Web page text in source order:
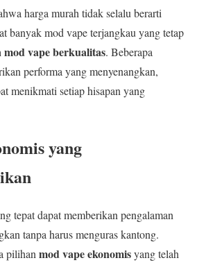
harga murah tidak selalu berarti
banyak mod vape terjangkau yang tetap
mod vape berkualitas. Beberapa
performa yang menyenangkan,
menikmati setiap hisapan yang
yang
tepat dapat memberikan pengalaman
tanpa harus menguras kantong.
pilihanmod vape ekonomisyang telah